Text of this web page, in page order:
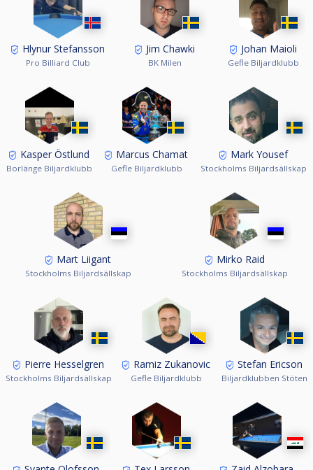
Hlynur Stefansson
Pro Billiard Club
Jim Chawki
BK Milen
Johan Maioli
Gefle Biljardklubb
Kasper Östlund
Borlänge Biljardklubb
Marcus Chamat
Gefle Biljardklubb
Mark Yousef
Stockholms Biljardsällskap
Mart Liigant
Stockholms Biljardsällskap
Mirko Raid
Stockholms Biljardsällskap
Pierre Hesselgren
Stockholms Biljardsällskap
Ramiz Zukanovic
Gefle Biljardklubb
Stefan Ericson
Biljardklubben Stöten